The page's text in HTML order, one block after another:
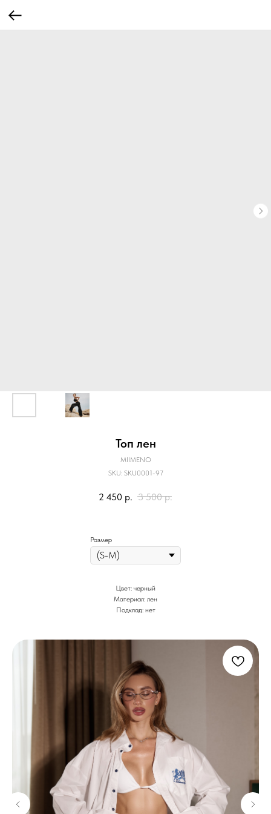
Топ лен
MIIMENO
SKU: SKU0001-97
2 450 р. 3 500 р.
Размер
Цвет: черный
Материал: лен
Подклад: нет